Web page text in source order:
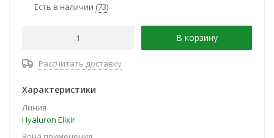
Есть в наличии (73)
В корзину
Рассчитать доставку
Характеристики
Линия
Hyaluron Elixir